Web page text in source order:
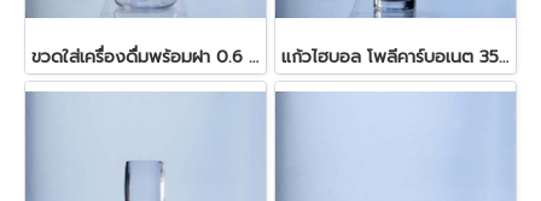
ขวดใส่เครื่องดื่มพร้อมฝา 0.6 ลิตร แก้วไฮบอล โพลีคาร์บอเนต 350 มล.